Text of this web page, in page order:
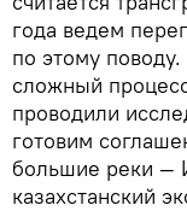
года ведем
по этому
сложный
проводили
готовим
большие реки —
казахстанский